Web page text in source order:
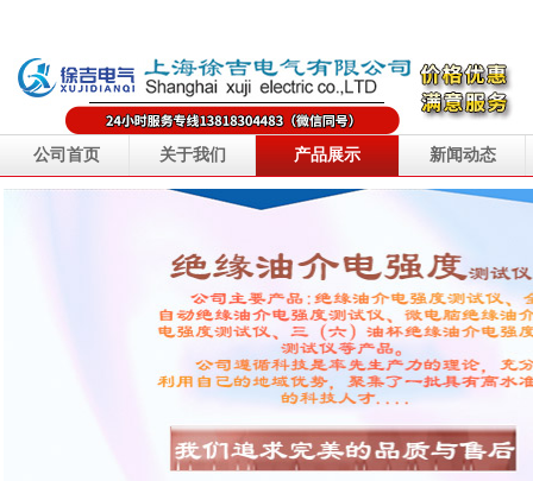
公司首页 关于我们 产品展示 新闻动态